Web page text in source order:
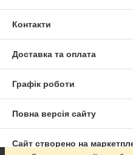
Контакти
Доставка та оплата
Графік роботи
Повна версія сайту
Сайт створено на